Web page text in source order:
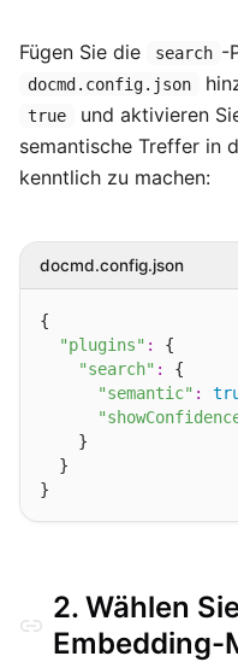
Fügen Sie die search -
docmd.config.json
true und aktivieren
semantische Treffer in
kenntlich zu machen:
docmd.config.json
{
"plugins" :
{
"search" :
{
"semantic" :
    }
  }
2. Wählen
Embedding-